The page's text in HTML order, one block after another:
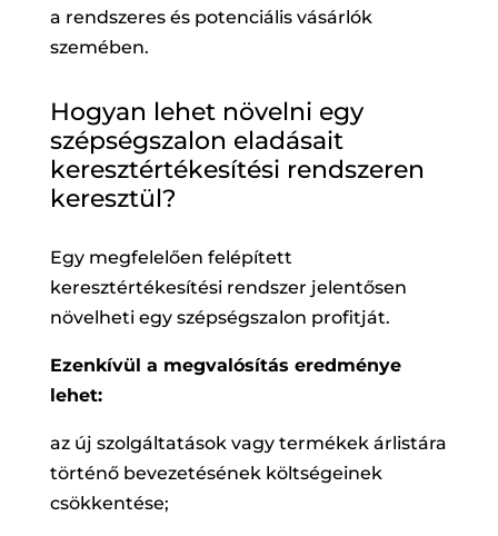
a rendszeres és potenciális vásárlók
szemében.
Hogyan lehet növelni egy
szépségszalon eladásait
keresztértékesítési rendszeren
keresztül?
Egy megfelelően felépített
keresztértékesítési rendszer jelentősen
növelheti egy szépségszalon profitját.
Ezenkívül a megvalósítás eredménye
lehet:
az új szolgáltatások vagy termékek árlistára
történő bevezetésének költségeinek
csökkentése;